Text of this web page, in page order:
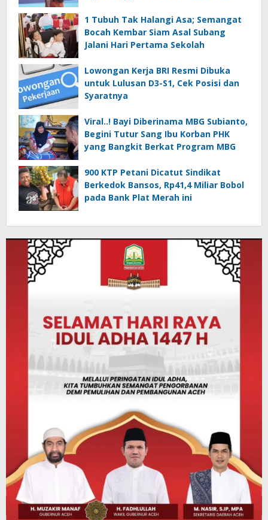
1 Tubuh Tak Halangi Asa; Semangat
Bocah Kembar Siam Asal Subang
Jalani Hari Pertama Sekolah
Lowongan Kerja BRI Resmi Dibuka
untuk Lulusan D3-S1, Cek Posisi dan
Syaratnya
Viral..! Bayi Diberinama MBG Subianto,
Begini Tutur Sang Ibu Korban PHK
yang Bangkit Berkat Program MBG
900 KTP Petani Dicatut Sindikat
Berkedok Bansos, Rp41,4 Miliar Bobol
pada Bank Plat Merah ini